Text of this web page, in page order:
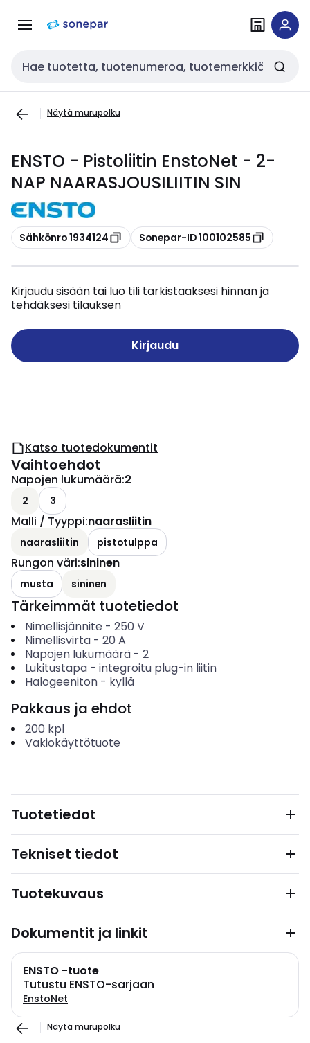
navigointiinsisältöön
Haku
Näytä murupolku
ENSTO - Pistoliitin EnstoNet - 2-
NAP NAARASJOUSILIITIN SIN
Kopioi
Sähkönro 1934124 Kopioi
Sonepar-ID 100102585
Kirjaudu sisään tai luo tili tarkistaaksesi hinnan ja
tehdäksesi tilauksen
Kirjaudu
Katso tuotedokumentit
Vaihtoehdot
Napojen lukumäärä:2
2 3
Malli / Tyyppi:naarasliitin
naarasliitin pistotulppa
Rungon väri:sininen
musta sininen
Tärkeimmät tuotetiedot
Nimellisjännite - 250 V
Nimellisvirta- 20 A
Napojen lukumäärä- 2
Lukitustapa- integroitu plug-in liitin
Halogeeniton- kyllä
Pakkaus ja ehdot
200 kpl
Vakiokäyttötuote
Tuotetiedot
Tekniset tiedot
Tuotekuvaus
Dokumentit ja linkit
ENSTO -tuote
Tutustu ENSTO-sarjaan
EnstoNet
Näytä murupolku